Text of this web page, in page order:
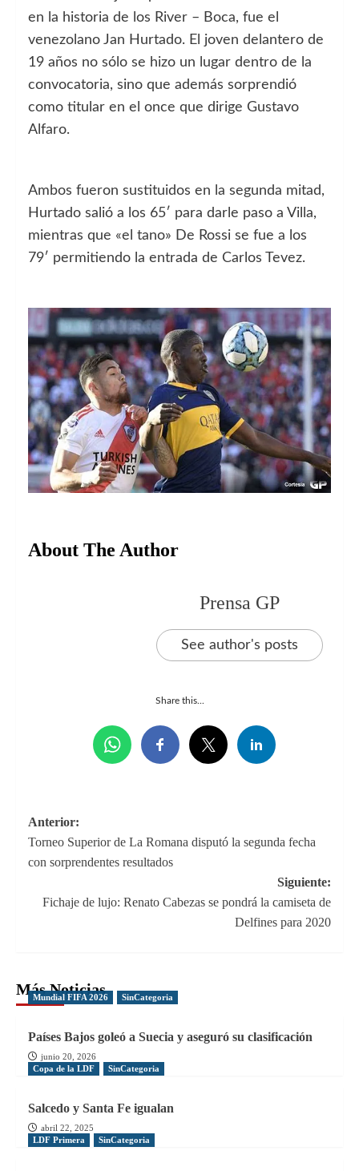
en la historia de los River – Boca, fue el
venezolano Jan Hurtado. El joven delantero de
19 años no sólo se hizo un lugar dentro de la
convocatoria, sino que además sorprendió
como titular en el once que dirige Gustavo
Alfaro.
Ambos fueron sustituidos en la segunda mitad,
Hurtado salió a los 65′ para darle paso a Villa,
mientras que «el tano» De Rossi se fue a los
79′ permitiendo la entrada de Carlos Tevez.
About The Author
Prensa GP
See author's posts
Share this...
Navegación
de
entradas
Anterior:
Torneo Superior de La Romana disputó la segunda fecha
con sorprendentes resultados
Siguiente:
Fichaje de lujo: Renato Cabezas se pondrá la camiseta de
Delfines para 2020
Más Noticias
Mundial FIFA 2026 SinCategoria
Países Bajos goleó a Suecia y aseguró su clasificación
junio 20, 2026
Copa de la LDF
SinCategoria
Salcedo y Santa Fe igualan
abril 22, 2025
LDF Primera
SinCategoria